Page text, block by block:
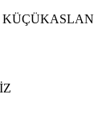
KÜÇÜKASLAN